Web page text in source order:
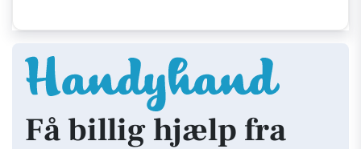
Få billig hjælp fra